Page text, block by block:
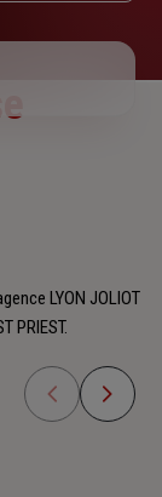
LYON JOLIOT
PRIEST.